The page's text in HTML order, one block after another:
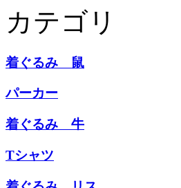
カテゴリ
着ぐるみ 鼠
パーカー
着ぐるみ 牛
Tシャツ